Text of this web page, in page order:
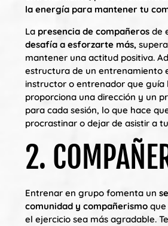
la energía para mantener tu
La presencia de compañeros de
desafía a esforzarte más,
mantener una actitud positiva.
estructura de un entrenamiento
instructor o entrenador que guía
proporciona una dirección y un
para cada sesión, lo que hace
procrastinar o dejar de asistir a
2.
Entrenar en grupo fomenta un
comunidad y compañerismo
el ejercicio sea más agradable.